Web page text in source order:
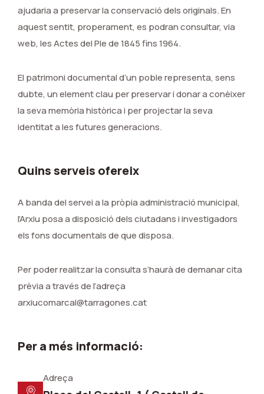
ajudaria a preservar la conservació dels originals. En
aquest sentit, properament, es podran consultar, via
web, les Actes del Ple de 1845 fins 1964.
El patrimoni documental d’un poble representa, sens
dubte, un element clau per preservar i donar a conèixer
la seva memòria històrica i per projectar la seva
identitat a les futures generacions.
Quins serveis ofereix
A banda del servei a la pròpia administració municipal,
l’Arxiu posa a disposició dels ciutadans i investigadors
els fons documentals de que disposa.
Per poder realitzar la consulta s’haurà de demanar cita
prèvia a través de l’adreça
arxiucomarcal@tarragones.cat
Per a més informació:
Adreça